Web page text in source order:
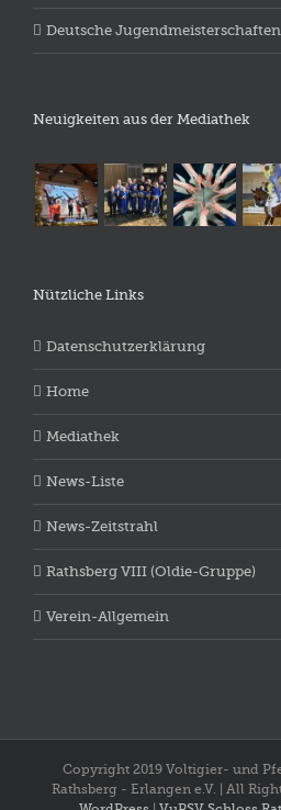
Deutsche
Neuigkeiten aus der Mediathek
Nützliche Links
Datenschutzerklärung
Home
Mediathek
News-Liste
News-Zeitstrahl
Rathsberg VIII (Oldie-Gruppe)
Verein-Allgemein
Copyright 2019 Voltigier- und
Rathsberg - Erlangen e.V. | All